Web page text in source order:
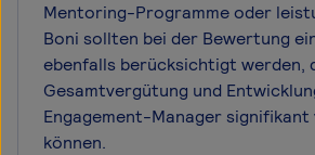
Mentoring-Programme oder
Boni sollten bei der Bewertung
ebenfalls berücksichtigt werden,
Gesamtvergütung und
Engagement-Manager signifikant
können.